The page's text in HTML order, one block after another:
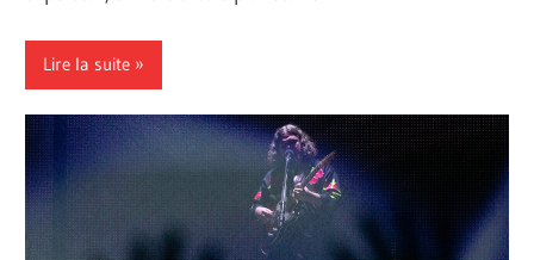
Lire la suite